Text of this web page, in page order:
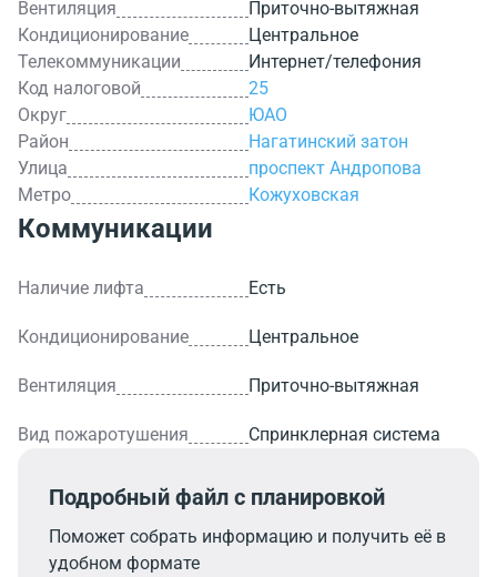
Вентиляция
Приточно-вытяжная
Кондиционирование
Центральное
Телекоммуникации
Интернет/телефония
Код налоговой
25
Округ
ЮАО
Район
Нагатинский затон
Улица
проспект Андропова
Метро
Кожуховская
Коммуникации
Наличие лифта Есть
Кондиционирование Центральное
Вентиляция Приточно-вытяжная
Вид пожаротушения Спринклерная система
Подробный файл с планировкой
Поможет собрать информацию и получить её в
удобном формате